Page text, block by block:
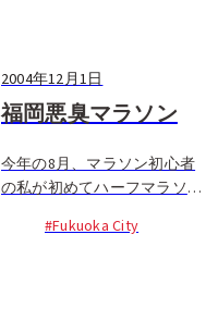
2004年12月1日
福岡悪臭マラソン
今年の8月、マラソン初心者
の私が初めてハーフマラソン
#Fukuoka City